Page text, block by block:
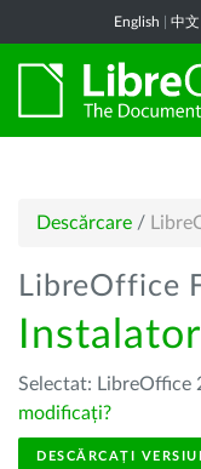
English 中
Descărcare /
LibreOffice
Selectat: LibreOffice
modificați?
DESCĂRCAȚI